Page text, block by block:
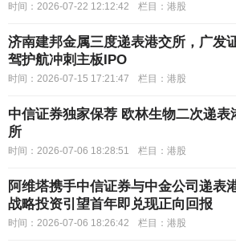
时间：2026-07-22 12:12:42 栏目： 港股
济南建邦金属三度递表港交所，广发
驾护航冲刺主板IPO
时间：2026-07-15 17:21:47 栏目： 港股
中信证券独家保荐 欧林生物二次递表
所
时间：2026-07-06 18:28:51 栏目： 港股
阿维塔携手中信证券与中金公司递表
战略投资引望首年即兑现正向回报
时间：2026-07-06 18:26:42 栏目： 港股